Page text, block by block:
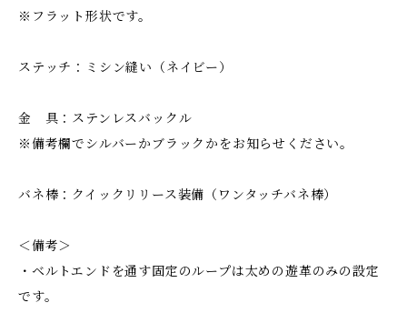
※フラット形状です。
ステッチ：ミシン縫い（ネイビー）
金 具：ステンレスバックル
※備考欄でシルバーかブラックかをお知らせください。
バネ棒：クイックリリース装備（ワンタッチバネ棒）
＜備考＞
・ベルトエンドを通す固定のループは太めの遊革のみの設定
です。